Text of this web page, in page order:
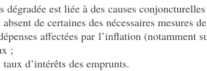
est liée à des causes
de certaines des nécessaires mesures
affectées par l’inflation (notamment
;
d’intérêts des emprunts.